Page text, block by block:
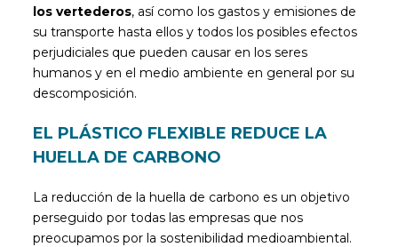
los vertederos, así como los gastos y emisiones de
su transporte hasta ellos y todos los posibles efectos
perjudiciales que pueden causar en los seres
humanos y en el medio ambiente en general por su
descomposición.
EL PLÁSTICO FLEXIBLE REDUCE LA
HUELLA DE CARBONO
La reducción de la huella de carbono es un objetivo
perseguido por todas las empresas que nos
preocupamos por la sostenibilidad medioambiental.